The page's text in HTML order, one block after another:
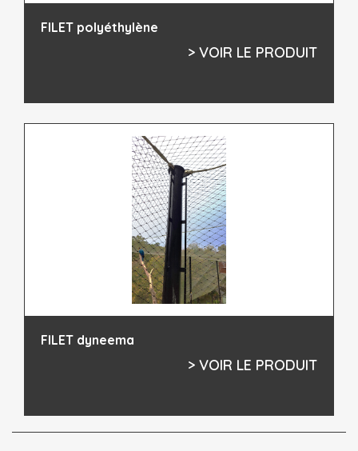
FILET polyéthylène
> VOIR LE PRODUIT
FILET dyneema
> VOIR LE PRODUIT